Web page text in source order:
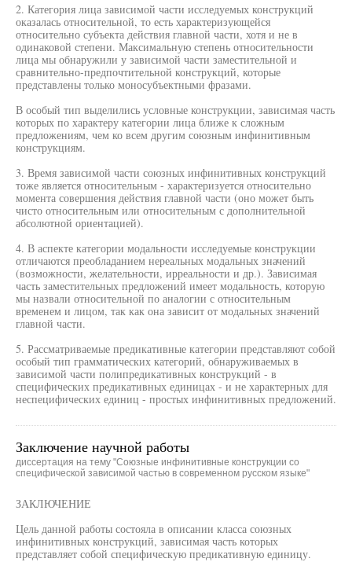
2. Категория лица зависимой части исследуемых конструкций
оказалась относительной, то есть характеризующейся
относительно субъекта действия главной части, хотя и не в
одинаковой степени. Максимальную степень относительности
лица мы обнаружили у зависимой части заместительной и
сравнительно-предпочтительной конструкций, которые
представлены только моносубъектными фразами.
В особый тип выделились условные конструкции, зависимая часть
которых по характеру категории лица ближе к сложным
предложениям, чем ко всем другим союзным инфинитивным
конструкциям.
3. Время зависимой части союзных инфинитивных конструкций
тоже является относительным - характеризуется относительно
момента совершения действия главной части (оно может быть
чисто относительным или относительным с дополнительной
абсолютной ориентацией).
4. В аспекте категории модальности исследуемые конструкции
отличаются преобладанием нереальных модальных значений
(возможности, желательности, ирреальности и др.). Зависимая
часть заместительных предложений имеет модальность, которую
мы назвали относительной по аналогии с относительным
временем и лицом, так как она зависит от модальных значений
главной части.
5. Рассматриваемые предикативные категории представляют собой
особый тип грамматических категорий, обнаруживаемых в
зависимой части полипредикативных конструкций - в
специфических предикативных единицах - и не характерных для
неспецифических единиц - простых инфинитивных предложений.
Заключение научной работы
диссертация на тему "Союзные инфинитивные конструкции со
специфической зависимой частью в современном русском языке"
ЗАКЛЮЧЕНИЕ
Цель данной работы состояла в описании класса союзных
инфинитивных конструкций, зависимая часть которых
представляет собой специфическую предикативную единицу.